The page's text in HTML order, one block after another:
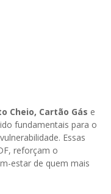
Cheio, Cartão Gás e
fundamentais para o
Essas
reforçam o
estar de quem mais